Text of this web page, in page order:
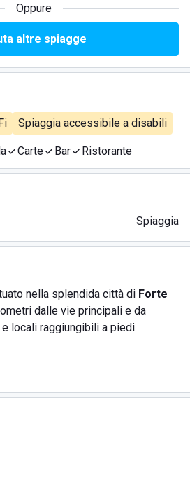
Oppure
altre spiagge
Spiaggia accessibile a disabili
Carte Bar Ristorante
Spiaggia
nella splendida città di Forte
dalle vie principali e da
locali raggiungibili a piedi.
per periodi più lunghi,sdraio e